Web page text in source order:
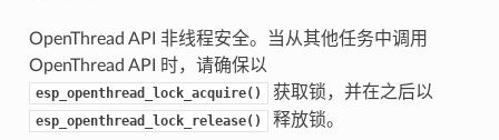
OpenThread API 非线程安全。当从其他任务中调用
OpenThread API 时，请确保以
esp_openthread_lock_acquire() 获取锁，并在之后以
esp_openthread_lock_release() 释放锁。